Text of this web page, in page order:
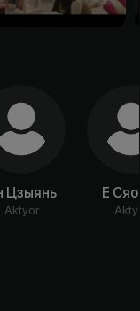
Цзыянь
Aktyor
Е